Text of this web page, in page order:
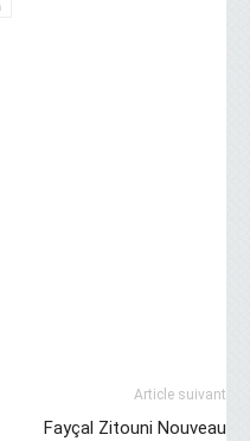
Article suivant
Fayçal Zitouni Nouveau